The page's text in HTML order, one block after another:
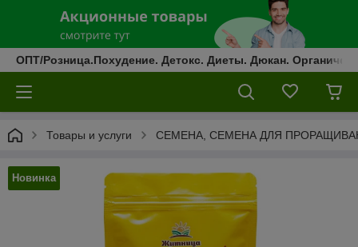
ОПТ/Розница.Похудение. Детокс. Диеты. Дюкан.
Товары и услуги СЕМЕНА, СЕМЕНА ДЛЯ
Новинка